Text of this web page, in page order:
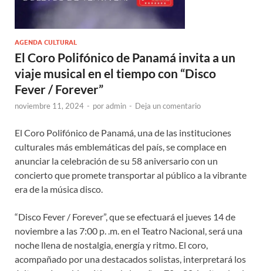
AGENDA CULTURAL
El Coro Polifónico de Panamá invita a un
viaje musical en el tiempo con “Disco
Fever / Forever”
noviembre 11, 2024 - poradmin - Deja un comentario
El Coro Polifónico de Panamá, una de las instituciones
culturales más emblemáticas del país, se complace en
anunciar la celebración de su 58 aniversario con un
concierto que promete transportar al público a la vibrante
era de la música disco.
“Disco Fever / Forever”, que se efectuará el jueves 14 de
noviembre a las 7:00 p. .m. en el Teatro Nacional, será una
noche llena de nostalgia, energía y ritmo. El coro,
acompañado por una destacados solistas, interpretará los